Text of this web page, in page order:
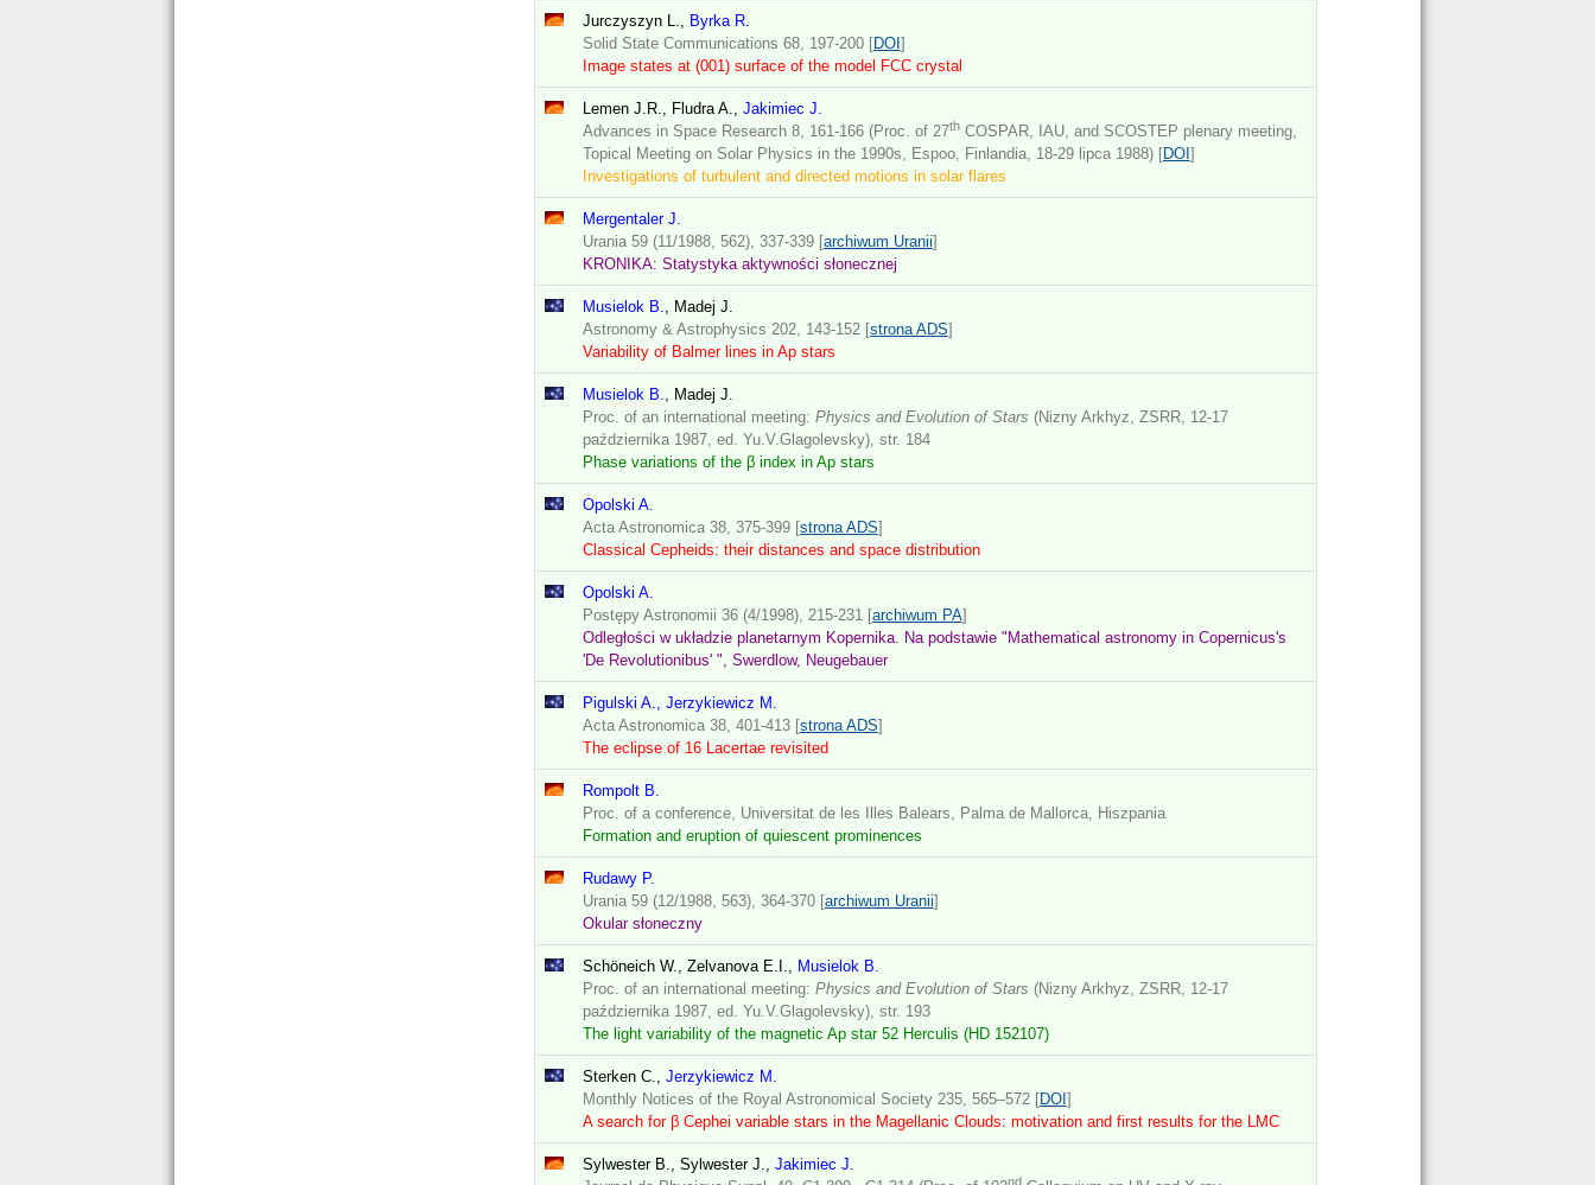
Jurczyszyn L.,
Byrka R.
Solid State Communications 68, 197-200 [DOI ]
Image states at (001) surface of the model FCC crystal
Lemen J.R., Fludra A., Jakimiec J.
Advances in Space Research 8, 161-166 (Proc. of 27thCOSPAR, IAU, and SCOSTEP plenary meeting,
Topical Meeting on Solar Physics in the 1990s, Espoo, Finlandia, 18-29 lipca 1988) [DOI ]
Investigations of turbulent and directed motions in solar flares
Mergentaler J.
Urania 59 (11/1988, 562), 337-339 [archiwum Uranii]
KRONIKA: Statystyka aktywności słonecznej
Musielok B.
, Madej J.
Astronomy & Astrophysics 202, 143-152 [strona ADS]
Variability of Balmer lines in Ap stars
Musielok B.
, Madej J.
Proc. of an international meeting: Physics and Evolution of Stars (Nizny Arkhyz, ZSRR, 12-17
października 1987, ed. Yu.V.Glagolevsky), str. 184
Phase variations of the β index in Ap stars
Opolski A.
Acta Astronomica 38, 375-399 [strona ADS]
Classical Cepheids: their distances and space distribution
Opolski A.
Postępy Astronomii 36 (4/1998), 215-231 [archiwum PA]
Odległości w układzie planetarnym Kopernika. Na podstawie "Mathematical astronomy in Copernicus's
'De Revolutionibus' ", Swerdlow, Neugebauer
Pigulski A., Jerzykiewicz M.
Acta Astronomica 38, 401-413 [strona ADS]
The eclipse of 16 Lacertae revisited
Rompolt B.
Proc. of a conference, Universitat de les Illes Balears, Palma de Mallorca, Hiszpania
Formation and eruption of quiescent prominences
Rudawy P.
Urania 59 (12/1988, 563), 364-370 [archiwum Uranii]
Okular słoneczny
Schöneich W., Zelvanova E.I.,
Musielok B.
Proc. of an international meeting: Physics and Evolution of Stars (Nizny Arkhyz, ZSRR, 12-17
października 1987, ed. Yu.V.Glagolevsky), str. 193
The light variability of the magnetic Ap star 52 Herculis (HD 152107)
Sterken C., Jerzykiewicz M.
Monthly Notices of the Royal Astronomical Society 235, 565–572 [DOI ]
A search for β Cephei variable stars in the Magellanic Clouds: motivation and first results for the LMC
Sylwester B., Sylwester J., Jakimiec J.
nd